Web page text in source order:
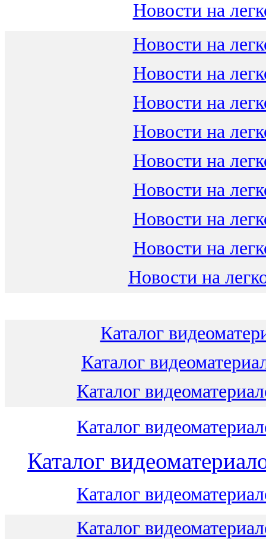
Новости на
Новости на
Новости на
Новости на
Новости на
Новости на
Новости на
Новости на
Новости на
Новости на
Каталог
Каталог
Каталог
Каталог
Каталог
Каталог
Каталог